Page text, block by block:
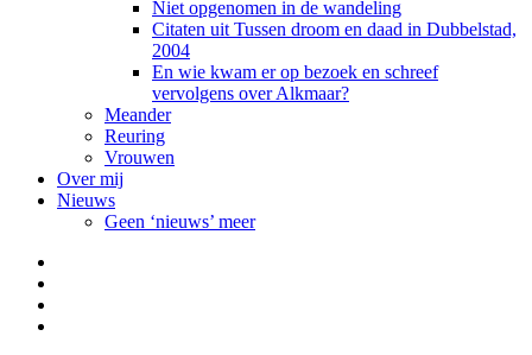
Niet opgenomen in de wandeling
Citaten uit Tussen droom en daad in Dubbelstad,
2004
En wie kwam er op bezoek en schreef
vervolgens over Alkmaar?
Meander
Reuring
Vrouwen
Over mij
Nieuws
Geen ‘nieuws’ meer